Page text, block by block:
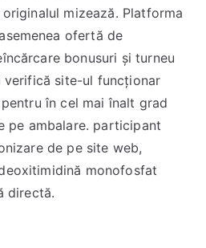
mizează. Platforma
ofertă de
bonusuri și turneu
verifică site-ul funcționar
în cel mai înalt grad
pe ambalare. participant
de pe site web,
monofosfat
directă.